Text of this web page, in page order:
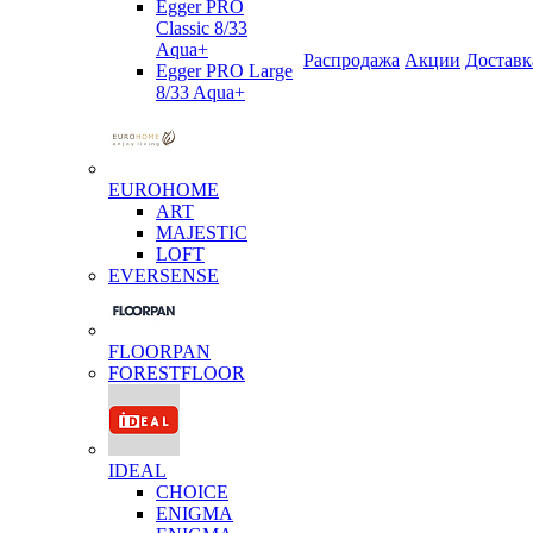
Egger PRO
Classic 8/33
Aqua+
Egger PRO Large
8/33 Aqua+
EUROHOME
ART
MAJESTIC
LOFT
EVERSENSE
FLOORPAN
FORESTFLOOR
IDEAL
CHOICE
ENIGMA
Распродажа Акции